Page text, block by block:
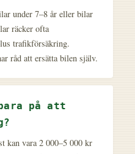
under 7–8 år eller bilar
räcker ofta
trafikförsäkring.
råd att ersätta bilen själv.
på att
kan vara 2 000–5 000 kr